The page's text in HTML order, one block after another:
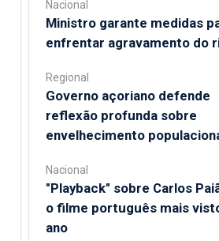
Nacional
Ministro garante medidas
enfrentar agravamento do
Regional
Governo açoriano defende
reflexão profunda sobre
envelhecimento
Nacional
"Playback" sobre Carlos
o filme português mais
ano